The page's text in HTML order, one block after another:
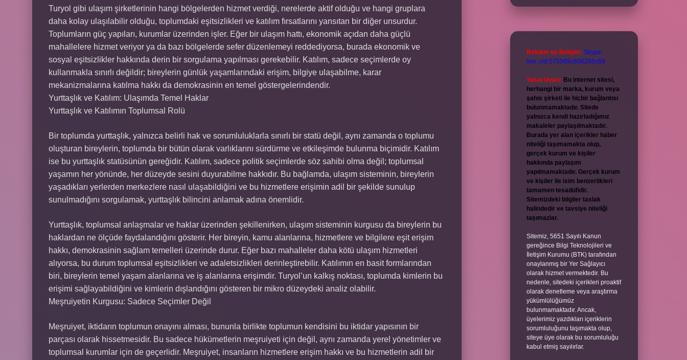
Turyol gibi ulaşım şirketlerinin hangi bölgelerden hizmet verdiği, nerelerde aktif olduğu ve hangi gruplara
daha kolay ulaşılabilir olduğu, toplumdaki eşitsizlikleri ve katılım fırsatlarını yansıtan bir diğer unsurdur.
Toplumların güç yapıları, kurumlar üzerinden işler. Eğer bir ulaşım hattı, ekonomik açıdan daha güçlü
mahallelere hizmet veriyor ya da bazı bölgelerde sefer düzenlemeyi reddediyorsa, burada ekonomik ve
sosyal eşitsizlikler hakkında derin bir sorgulama yapılması gerekebilir. Katılım, sadece seçimlerde oy
kullanmakla sınırlı değildir; bireylerin günlük yaşamlarındaki erişim, bilgiye ulaşabilme, karar
mekanizmalarına katılma hakkı da demokrasinin en temel göstergelerindendir.
Yurttaşlık ve Katılım: Ulaşımda Temel Haklar
Yurttaşlık ve Katılımın Toplumsal Rolü
Bir toplumda yurttaşlık, yalnızca belirli hak ve sorumluluklarla sınırlı bir statü değil, aynı zamanda o toplumu
oluşturan bireylerin, toplumda bir bütün olarak varlıklarını sürdürme ve etkileşimde bulunma biçimidir. Katılım
ise bu yurttaşlık statüsünün gereğidir. Katılım, sadece politik seçimlerde söz sahibi olma değil; toplumsal
yaşamın her yönünde, her düzeyde sesini duyurabilme hakkıdır. Bu bağlamda, ulaşım sisteminin, bireylerin
yaşadıkları yerlerden merkezlere nasıl ulaşabildiğini ve bu hizmetlere erişimin adil bir şekilde sunulup
sunulmadığını sorgulamak, yurttaşlık bilincini anlamak adına önemlidir.
Yurttaşlık, toplumsal anlaşmalar ve haklar üzerinden şekillenirken, ulaşım sisteminin kurgusu da bireylerin bu
haklardan ne ölçüde faydalandığını gösterir. Her bireyin, kamu alanlarına, hizmetlere ve bilgilere eşit erişim
hakkı, demokrasinin sağlam temelleri üzerinde durur. Eğer bazı mahalleler daha kötü ulaşım hizmetleri
alıyorsa, bu durum toplumsal eşitsizlikleri ve adaletsizlikleri derinleştirebilir. Katılımın en basit formlarından
biri, bireylerin temel yaşam alanlarına ve iş alanlarına erişimdir. Turyol’un kalkış noktası, toplumda kimlerin bu
erişimi sağlayabildiğini ve kimlerin dışlandığını gösteren bir mikro düzeydeki analiz olabilir.
Meşruiyetin Kurgusu: Sadece Seçimler Değil
Meşruiyet, iktidarın toplumun onayını alması, bununla birlikte toplumun kendisini bu iktidar yapısının bir
parçası olarak hissetmesidir. Bu sadece hükümetlerin meşruiyeti için değil, aynı zamanda yerel yönetimler ve
toplumsal kurumlar için de geçerlidir. Meşruiyet, insanların hizmetlere erişim hakkı ve bu hizmetlerin adil bir
Reklam ve İletişim: Skype:
live:.cid.575569c608265c69
Yasal Uyarı: Bu internet sitesi,
herhangi bir marka, kurum veya
şahıs şirketi ile hiçbir bağlantısı
bulunmamaktadır. Sitede
yalnızca kendi hazırladığımız
makaleler paylaşılmaktadır.
Burada yer alan içerikler haber
niteliği taşımamakta olup,
gerçek kurum ve kişiler
hakkında paylaşım
yapılmamaktadır. Gerçek kurum
ve kişiler ile isim benzerlikleri
tamamen tesadüfidir.
Sitemizdeki bilgiler taslak
halindedir ve tavsiye niteliği
taşımazlar.
Sitemiz, 5651 Sayılı Kanun
gereğince Bilgi Teknolojileri ve
İletişim Kurumu (BTK) tarafından
onaylanmış bir Yer Sağlayıcı
olarak hizmet vermektedir. Bu
nedenle, sitedeki içerikleri proaktif
olarak denetleme veya araştırma
yükümlülüğümüz
bulunmamaktadır. Ancak,
üyelerimiz yazdıkları içeriklerin
sorumluluğunu taşımakta olup,
siteye üye olarak bu sorumluluğu
kabul etmiş sayılırlar.